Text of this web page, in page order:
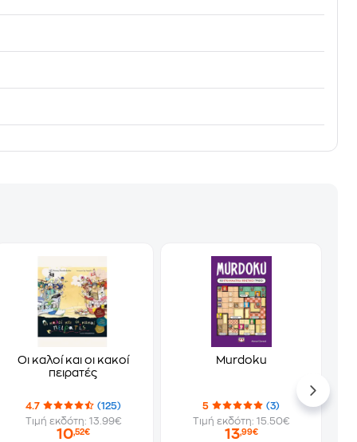
Οι καλοί και οι κακοί
πειρατές
4.7
(125)
Τιμή εκδότη: 13.99€
10,52€
Murdoku
5
(3)
Τιμή εκδότη: 15.50€
13,99€